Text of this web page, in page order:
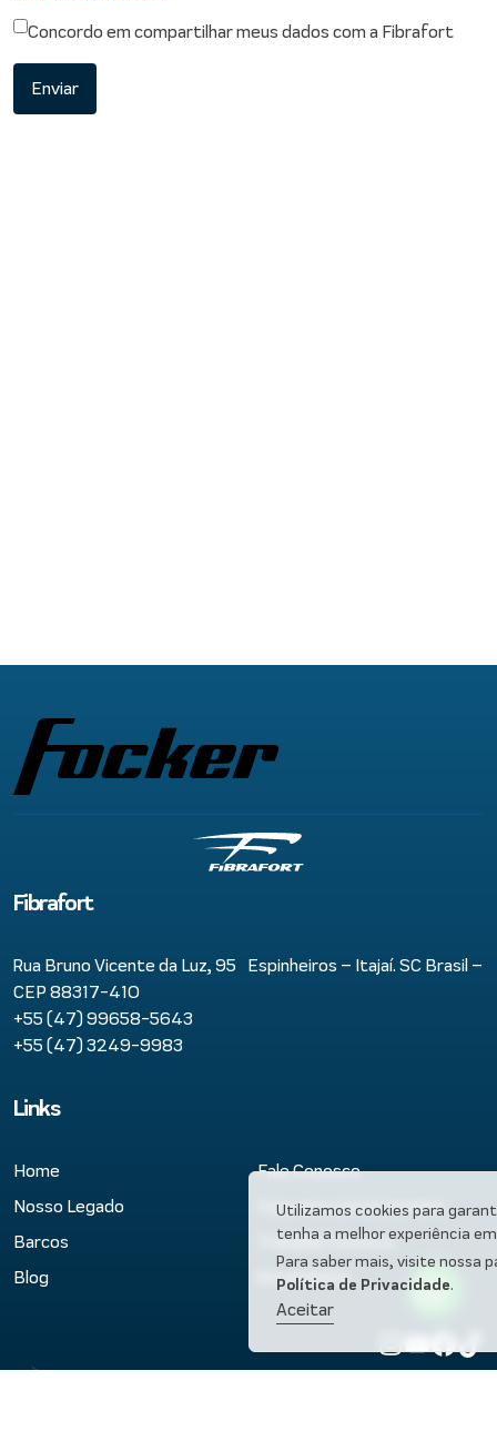
Concordo em compartilhar meus dados com a Fibrafort
Enviar
Utilizamos cookies para
tenha a melhor experiência
Para saber mais, visite nossa
Política de Privacidade.
Aceitar
Fibrafort
Rua Bruno Vicente da Luz, 95 Espinheiros – Itajaí. SC Brasil –
CEP 88317-410
+55 (47) 99658-5643
+55 (47) 3249-9983
Links
Home
Nosso Legado
Barcos
Blog
Fale Conosco
Seja uma concessionária
Trabalhe Conosco
Revendedor
-->